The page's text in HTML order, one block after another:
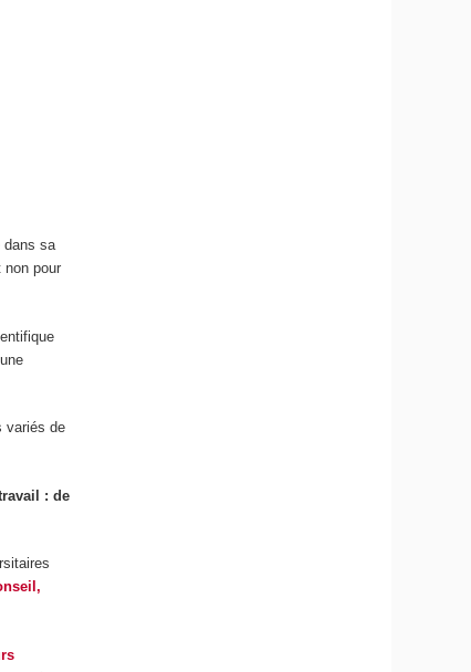
dans sa
pour
variés de
: de